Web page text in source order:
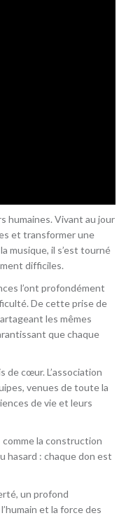
humaines. Vivant au jour
et transformer une
musique, il s’est tourné
difficiles.
l’ont profondément
De cette prise de
les mêmes
que chaque
de cœur. L’association
venues de toute la
de vie et leurs
la construction
hasard : chaque don est
un profond
et la force des